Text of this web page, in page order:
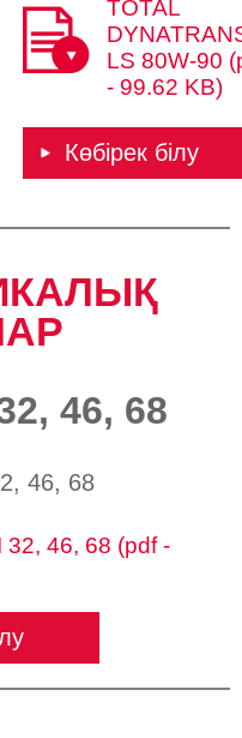
TOTAL
LS 80W-90
- 99.62 KB)
Көбірек білу
46, 68
32, 46, 68 (pdf -